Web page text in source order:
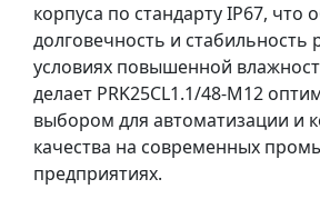
корпуса по стандарту IP67, что
долговечность и стабильность
условиях повышенной
делает PRK25CL1.1/48-M12
выбором для автоматизации и
качества на современных
предприятиях.